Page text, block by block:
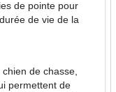
de pointe pour
de vie de la
de chasse,
permettent de